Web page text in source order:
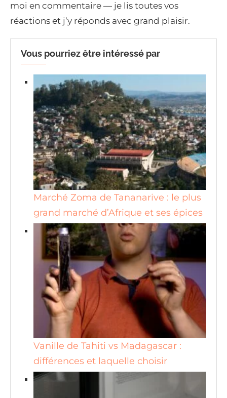
moi en commentaire — je lis toutes vos
réactions et j’y réponds avec grand plaisir.
Vous pourriez être intéressé par
Marché Zoma de Tananarive : le plus
grand marché d’Afrique et ses épices
Vanille de Tahiti vs Madagascar :
différences et laquelle choisir